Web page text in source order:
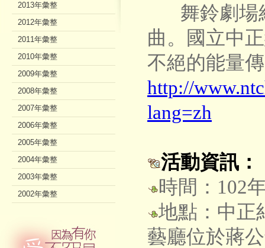
舞鈴劇場
曲。國立中
不絕的能量
http://
lang=zh
活動資訊：
時間：102
地點：中正
藝廳位於蔣
2013年彙整
2012年彙整
2011年彙整
2010年彙整
2009年彙整
2008年彙整
2007年彙整
2006年彙整
2005年彙整
2004年彙整
2003年彙整
2002年彙整